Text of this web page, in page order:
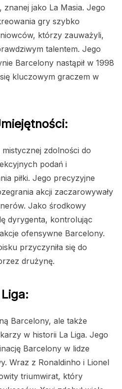
znanej jako La Masia. Jego
gry szybko
którzy zauważyli,
talentem. Jego
Barcelony nastąpił w 1998
kluczowym graczem w
mistycznej zdolności do
podań i
piłki. Jego precyzyjne
akcji zaczarowywały
Jako środkowy
dyrygenta, kontrolując
ofensywne Barcelony.
przyczyniła się do
drużynę.
Barcelony, ale także
w historii La Liga. Jego
Barcelony w lidze
Wraz z Ronaldinho i Lionel
triumwirat, który